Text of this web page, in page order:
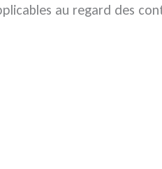
au regard des